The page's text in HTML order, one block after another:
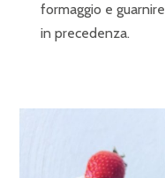
formaggio e
in precedenza.￼